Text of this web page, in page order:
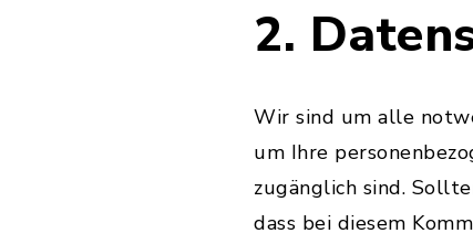
2.
Wir sind um alle
um Ihre
zugänglich sind.
dass bei diesem